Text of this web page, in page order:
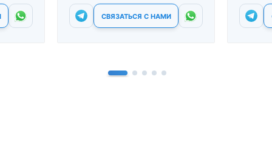
СВЯЗАТЬСЯ С НАМИ